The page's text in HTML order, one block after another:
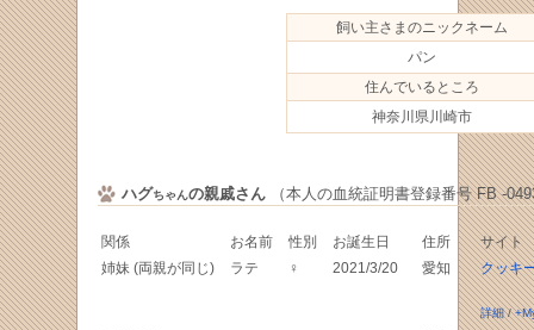
飼い主さまのニックネーム
パン
住んでいるところ
神奈川県川崎市
ハグちゃんの親戚さん（本人の血統証明書登録番号 FB -
関係 お名前 性別 お誕生日 住所
サイト
姉妹 (両親が同じ)
ラテ ♀ 2021/3/20 愛知 クッキ
詳細/